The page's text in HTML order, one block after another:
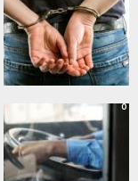
0